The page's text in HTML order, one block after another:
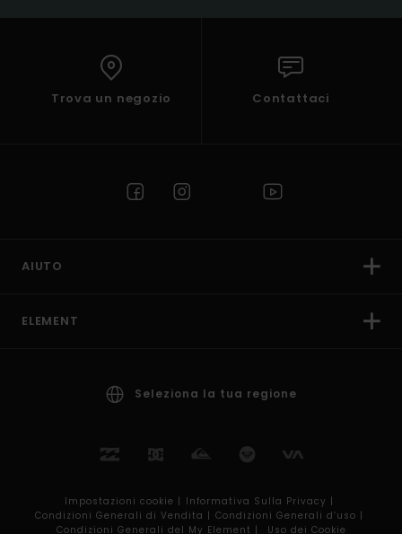
Trova un negozio Contattaci
AIUTO
ELEMENT
Seleziona la tua regione
Impostazioni cookie | Informativa Sulla Privacy |
Condizioni Generali di Vendita | Condizioni Generali d’uso |
Condizioni Generali del My Element |
Uso dei Cookie